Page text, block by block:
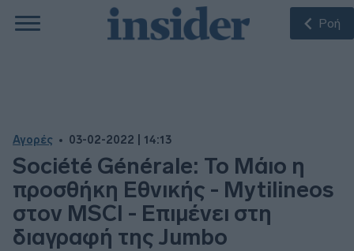
Ροή
Αγορές 03-02-2022 | 14:13
Société Générale: Το Μάιο η
προσθήκη Εθνικής - Mytilineos
στον MSCI - Επιμένει στη
διαγραφή της Jumbo